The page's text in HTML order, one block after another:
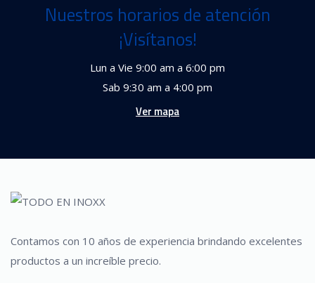
Nuestros horarios de atención
¡Visítanos!
Lun a Vie 9:00 am a 6:00 pm
Sab 9:30 am a 4:00 pm
Ver mapa
Contamos con 10 años de experiencia brindando excelentes
productos a un increíble precio.